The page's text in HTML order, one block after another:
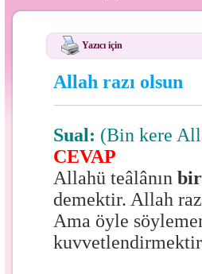
Yazıcı için
Allah razı olsun
Sual: (Bin kere
CEVAP
Allahü teâlânın
demektir. Allah
Ama öyle